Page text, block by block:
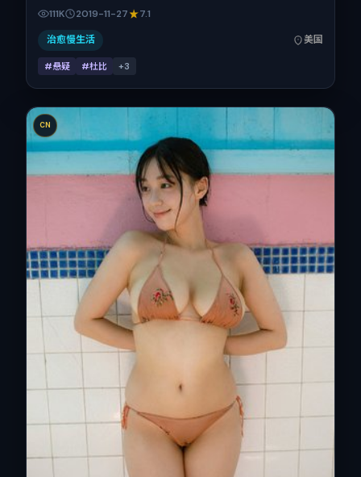
汐、全智贤、梁朝伟、刘亦菲的表演层次丰富。影片定于
2019-11-27 起陆续登陆院线与网络平台，贺岁档前后公映，
片长138分钟。
111K 2019-11-27 7.1
治愈慢生活 美国
#悬疑 #杜比 +3
CN